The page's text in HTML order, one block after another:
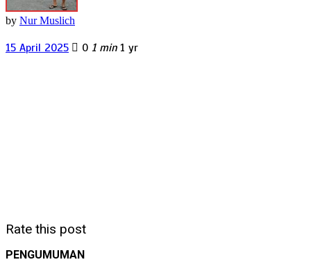
by Nur Muslich
15 April 2025 0 1 min 1 yr
Rate this post
PENGUMUMAN